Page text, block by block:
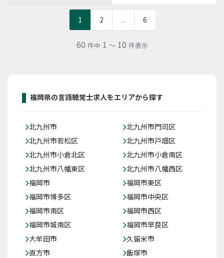
1 2 ... 6
60 件中 1 ～ 10 件表示
福岡県の言語聴覚士求人をエリアから探す
北九州市
北九州市門司区
北九州市若松区
北九州市戸畑区
北九州市小倉北区
北九州市小倉南区
北九州市八幡東区
北九州市八幡西区
福岡市
福岡市東区
福岡市博多区
福岡市中央区
福岡市南区
福岡市西区
福岡市城南区
福岡市早良区
大牟田市
久留米市
直方市
飯塚市